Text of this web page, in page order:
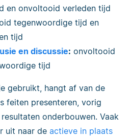
en onvoltooid verleden tijd
tegenwoordige tijd en
tijd
en discussie: onvoltooid
tijd
gebruikt, hangt af van de
feiten presenteren, vorig
onderbouwen. Vaak
uit naar de actieve in plaats